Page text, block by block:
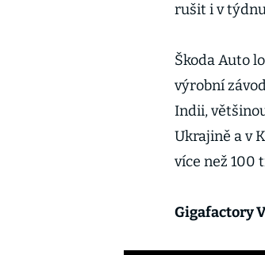
rušit i v
Škoda Auto
výrobní
Indii,
Ukrajině a v
více než 100
Gigafactory